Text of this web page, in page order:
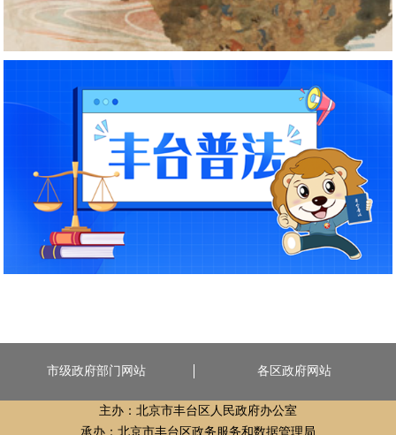
市级政府部门网站 各区政府网站
主办：北京市丰台区人民政府办公室
承办：北京市丰台区政务服务和数据管理局